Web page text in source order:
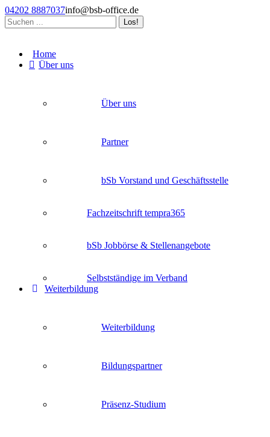
Zum
Inhalt
springen
04202 8887037info@bsb-office.de
Search:
opens
opens
opens
Home
Über uns
Über uns
Partner
bSb Vorstand und Geschäftsstelle
Fachzeitschrift tempra365
bSb Jobbörse & Stellenangebote
Selbstständige im Verband
Weiterbildung
Weiterbildung
Bildungspartner
Präsenz-Studium